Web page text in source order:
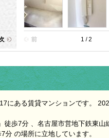
前 1 / 2
にある賃貸マンションです。
徒歩7分 、名古屋市営地下鉄東山
の場所に立地しています。